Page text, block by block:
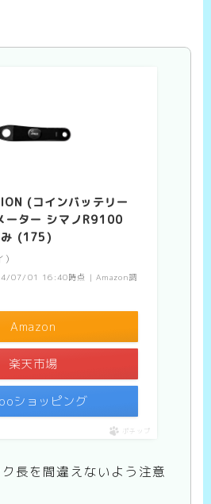
(コインバッテリー
ーター シマノR9100
み (175)
07/01 16:40時点 | Amazon調
Amazon
楽天市場
ショッピング
ポチップ
長を間違えないよう注意